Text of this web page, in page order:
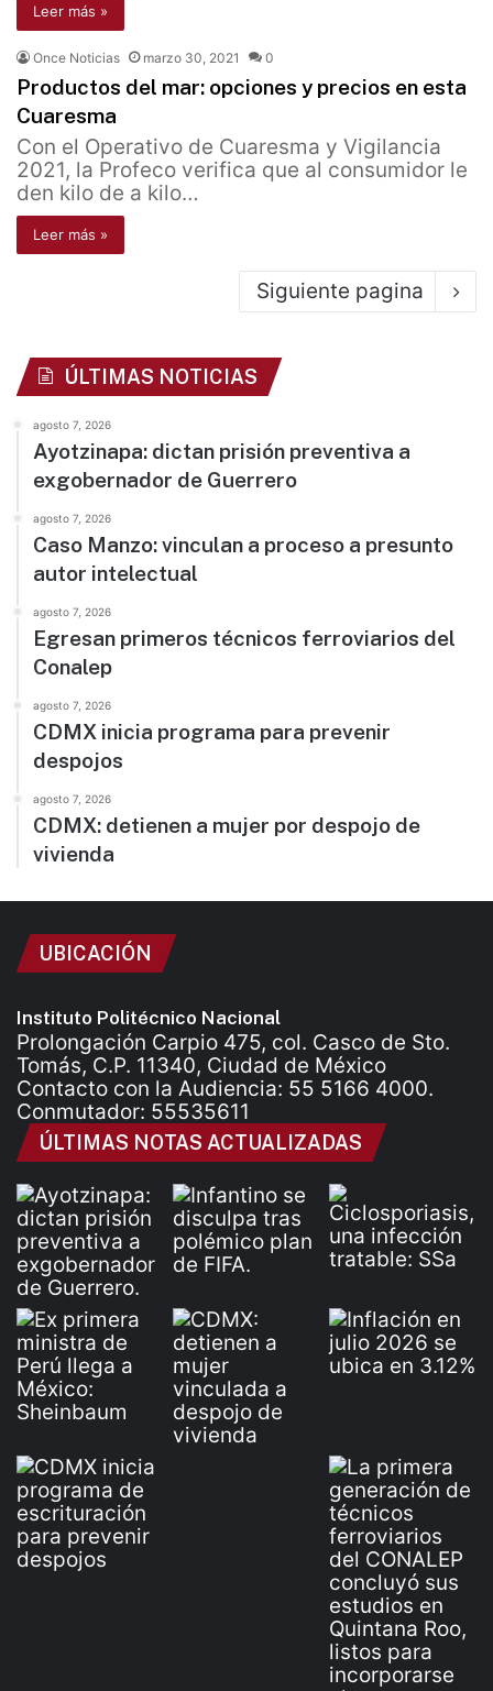
Leer más »
Once Noticias marzo 30, 2021 0
Productos del mar: opciones y precios en esta
Cuaresma
Con el Operativo de Cuaresma y Vigilancia
2021, la Profeco verifica que al consumidor le
den kilo de a kilo…
Leer más »
Siguiente pagina
ÚLTIMAS NOTICIAS
agosto 7, 2026
Ayotzinapa: dictan prisión preventiva a
exgobernador de Guerrero
agosto 7, 2026
Caso Manzo: vinculan a proceso a presunto
autor intelectual
agosto 7, 2026
Egresan primeros técnicos ferroviarios del
Conalep
agosto 7, 2026
CDMX inicia programa para prevenir
despojos
agosto 7, 2026
CDMX: detienen a mujer por despojo de
vivienda
UBICACIÓN
Instituto Politécnico Nacional
Prolongación Carpio 475, col. Casco de Sto.
Tomás, C.P. 11340, Ciudad de México
Contacto con la Audiencia: 55 5166 4000.
Conmutador: 55535611
ÚLTIMAS NOTAS ACTUALIZADAS